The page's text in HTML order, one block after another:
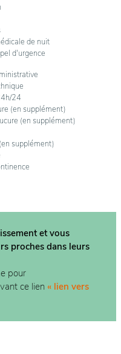
de nuit
d'urgence
24
(en supplément)
(en supplément)
supplément)
et vous
proches dans leurs
pour
ce lien « lien vers